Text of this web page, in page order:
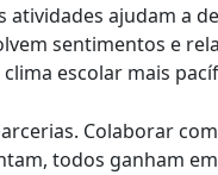
ajudam a
sentimentos e
escolar mais
Colaborar
todos ganham